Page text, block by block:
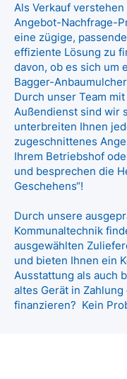
Als Verkauf
Angebot-Nachfrage-
eine zügige,
effiziente Lösung zu
davon, ob es sich um
Bagger-
Durch unser Team
Außendienst sind wir
unterbreiten Ihnen
zugeschnittenes
Ihrem Betriebshof
und besprechen die
Geschehens“!
Durch unsere
Kommunaltechnik
ausgewählten
und bieten Ihnen ein
Ausstattung als auch
altes Gerät in
finanzieren? Kein